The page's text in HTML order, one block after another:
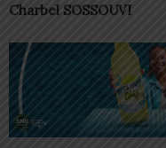
Charbel SOSSOUVI